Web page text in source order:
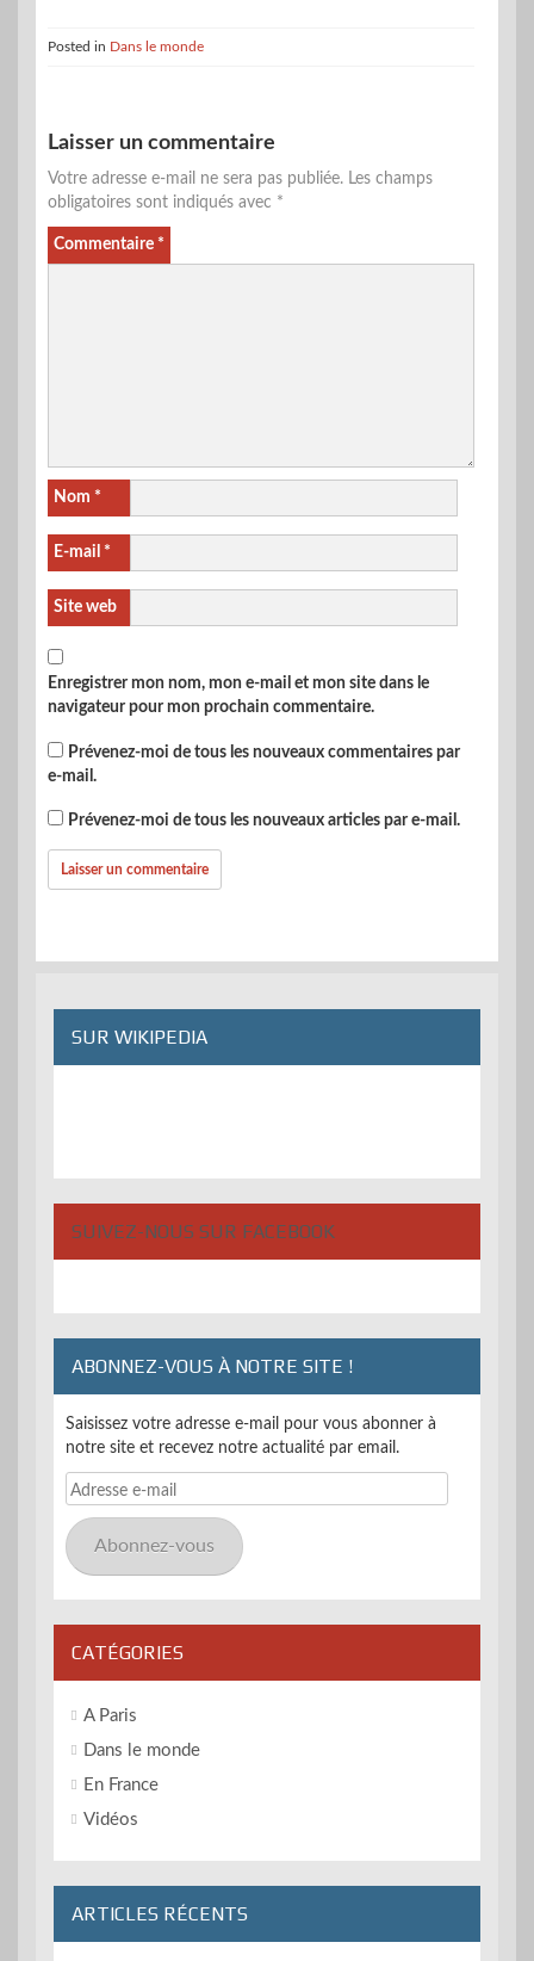
Posted in Dans le monde
Laisser un commentaire
Votre adresse e-mail ne sera pas publiée. Les champs
obligatoires sont indiqués avec *
Commentaire *
Nom *
E-mail *
Site web
Enregistrer mon nom, mon e-mail et mon site dans le
navigateur pour mon prochain commentaire.
Prévenez-moi de tous les nouveaux commentaires par
e-mail.
Prévenez-moi de tous les nouveaux articles par e-mail.
SUR WIKIPEDIA
SUIVEZ-NOUS SUR FACEBOOK
ABONNEZ-VOUS À NOTRE SITE !
Saisissez votre adresse e-mail pour vous abonner à
notre site et recevez notre actualité par email.
Adresse
e-
mail
Abonnez-vous
CATÉGORIES
A Paris
Dans le monde
En France
Vidéos
ARTICLES RÉCENTS